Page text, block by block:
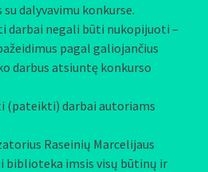
su dalyvavimu konkurse.
darbai negali būti nukopijuoti –
pagal galiojančius
darbus atsiuntę konkurso
(pateikti) darbai autoriams
Raseinių Marcelijaus
biblioteka imsis visų būtinų ir